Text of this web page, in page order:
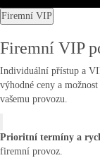
Firemní VIP
Firemní VIP
Individuální přístup a
výhodné ceny a
vašemu provozu.
Prioritní termíny a
firemní provoz.